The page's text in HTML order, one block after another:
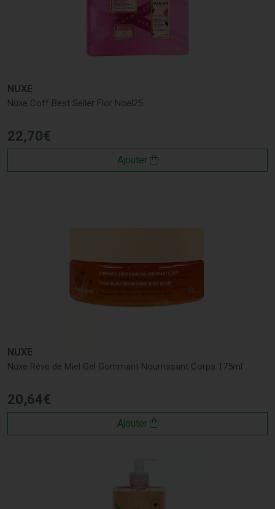
NUXE
Nuxe Coff Best Seller Flor Noel25
22,70€
Ajouter
NUXE
Nuxe Rêve de Miel Gel Gommant Nourrissant Corps 175ml
20,64€
Ajouter